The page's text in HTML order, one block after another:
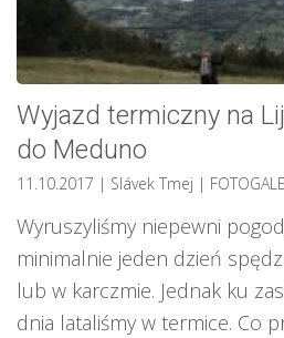
Wyjazd termiczny na
do Meduno
11.10.2017 | Slávek Tmej |
Wyruszyliśmy niepewni
minimalnie jeden dzień
lub w karczmie. Jednak ku
dnia lataliśmy w termice. Co